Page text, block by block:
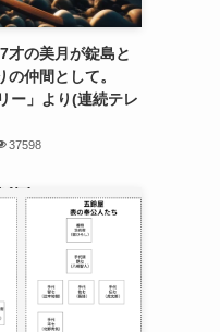
才の美月が錠島と
仲間として。
ー」より(連続テレ
37598